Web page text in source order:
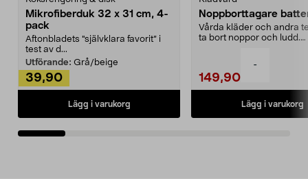
-
Mikrofiberduk 32 x 31 cm, 4-
pack
Aftonbladets "självklara favorit” i
test av d...
Utförande: Grå/beige
39,90
Lägg i varukorg
Noppborttagare
Vårda kläder och andra
ta bort noppor och ludd.
149,90
Lägg i varukorg